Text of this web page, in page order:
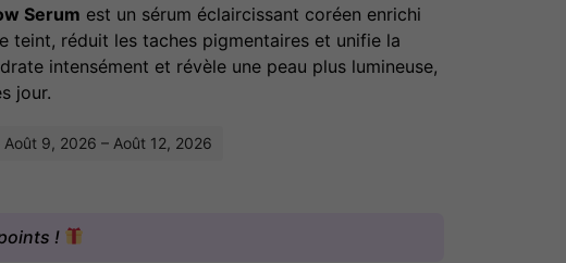
Serum est un sérum éclaircissant coréen enrichi
teint, réduit les taches pigmentaires et unifie la
intensément et révèle une peau plus lumineuse,
jour.
9, 2026 – Août 12, 2026
!